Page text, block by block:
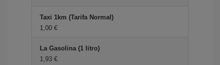
Taxi 1km (Tarifa Normal)
1,00
La Gasolina (1 litro)
1,93